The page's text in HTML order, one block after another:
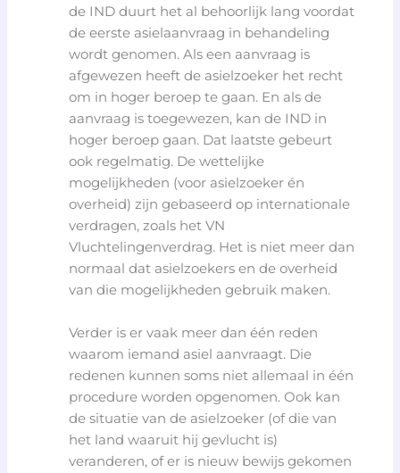
de IND duurt het al behoorlijk lang voordat
de eerste asielaanvraag in behandeling
wordt genomen. Als een aanvraag is
afgewezen heeft de asielzoeker het recht
om in hoger beroep te gaan. En als de
aanvraag is toegewezen, kan de IND in
hoger beroep gaan. Dat laatste gebeurt
ook regelmatig. De wettelijke
mogelijkheden (voor asielzoeker én
overheid) zijn gebaseerd op internationale
verdragen, zoals het VN
Vluchtelingenverdrag. Het is niet meer dan
normaal dat asielzoekers en de overheid
van die mogelijkheden gebruik maken.
Verder is er vaak meer dan één reden
waarom iemand asiel aanvraagt. Die
redenen kunnen soms niet allemaal in één
procedure worden opgenomen. Ook kan
de situatie van de asielzoeker (of die van
het land waaruit hij gevlucht is)
veranderen, of er is nieuw bewijs gekomen